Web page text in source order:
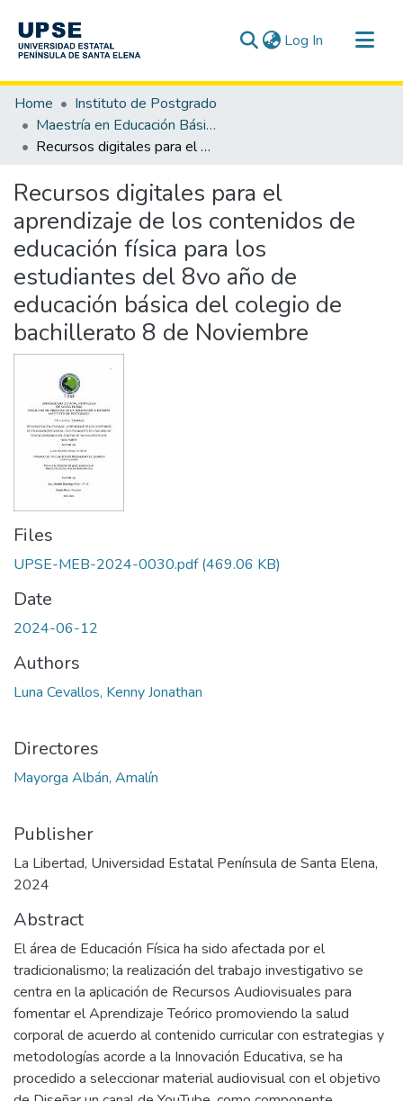
Log In (current)
Communities & Collections
All of DSpace
Statistics
Home
Instituto de Postgrado
Maestría en Educación Básica
Recursos digitales para el aprendizaje de los contenidos de educación física para los estudiantes del 8vo año de educación básica del colegio de bachillerato 8 de Noviembre
Recursos digitales para el
aprendizaje de los contenidos de
educación física para los
estudiantes del 8vo año de
educación básica del colegio de
bachillerato 8 de Noviembre
Files
UPSE-MEB-2024-0030.pdf(469.06 KB)
Date
2024-06-12
Authors
Luna Cevallos, Kenny Jonathan
Directores
Mayorga Albán, Amalín
Publisher
La Libertad, Universidad Estatal Península de Santa Elena,
2024
Abstract
El área de Educación Física ha sido afectada por el
tradicionalismo; la realización del trabajo investigativo se
centra en la aplicación de Recursos Audiovisuales para
fomentar el Aprendizaje Teórico promoviendo la salud
corporal de acuerdo al contenido curricular con estrategias y
metodologías acorde a la Innovación Educativa, se ha
procedido a seleccionar material audiovisual con el objetivo